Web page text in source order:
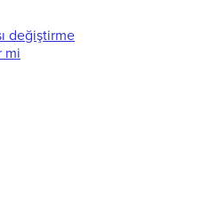
değiştirme